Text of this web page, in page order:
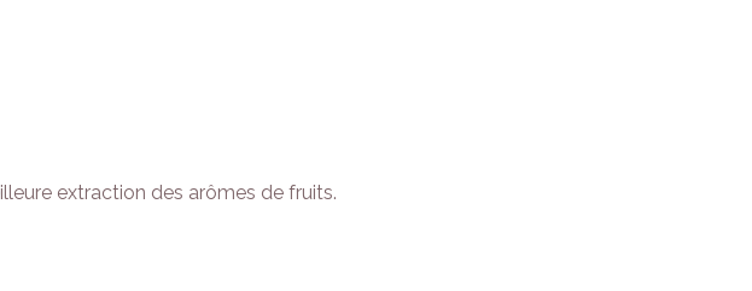
extraction des arômes de fruits.